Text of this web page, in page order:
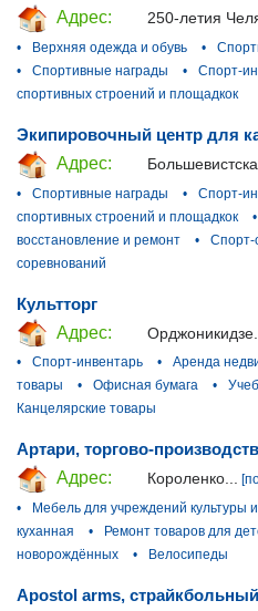
Адрес:
250-летия
•
Верхняя одежда и обувь •
•
Спортивные награды • Спорт-
спортивных строений и площадкок
Экипировочный центр для
Адрес:
•
Спортивные награды • Спорт-
спортивных строений и площадкок
•
восстановление и ремонт
•
Спорт-
соревнований
Культторг
Адрес:
Орджоникидзе...
•
Спорт-инвентарь • Аренда
товары
• Офисная бумага •
Канцелярские товары
Артари, торгово-
Адрес:
Короленко...
•
Мебель для учреждений культуры и
куханная
• Ремонт товаров для
новорождённых
• Велосипеды
Apostol arms,